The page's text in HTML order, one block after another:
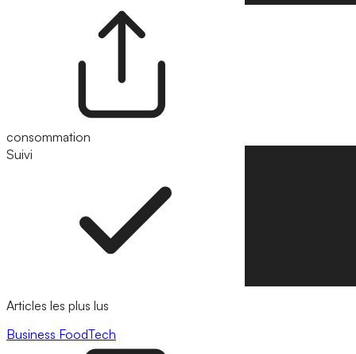
consommation
Suivi
Articles les plus lus
Business FoodTech